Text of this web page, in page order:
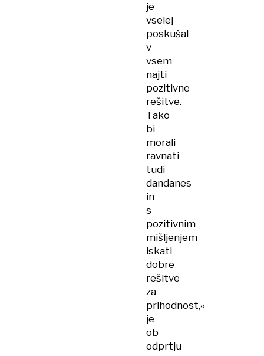
je
vselej
poskušal
v
vsem
najti
pozitivne
rešitve.
Tako
bi
morali
ravnati
tudi
dandanes
in
s
pozitivnim
mišljenjem
iskati
dobre
rešitve
za
prihodnost,«
je
ob
odprtju